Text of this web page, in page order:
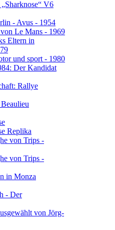
V6
- Avus - 1954
Le Mans - 1969
Eltern in
und sport - 1980
Der Kandidat
Rallye
Replika
von Trips -
von Trips -
in Monza
- Der
von Jörg-